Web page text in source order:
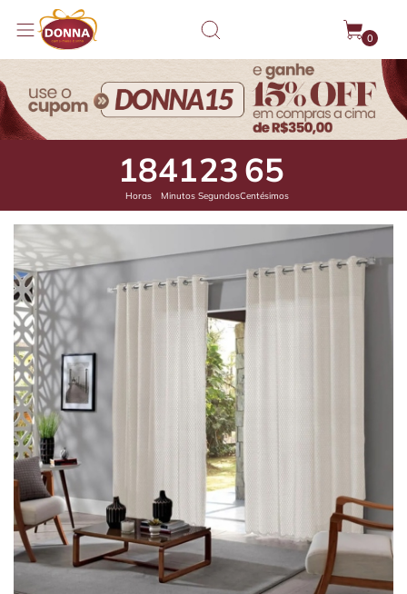
0
18
Horas
41
Minutos
23
Segundos
19
Centésimos